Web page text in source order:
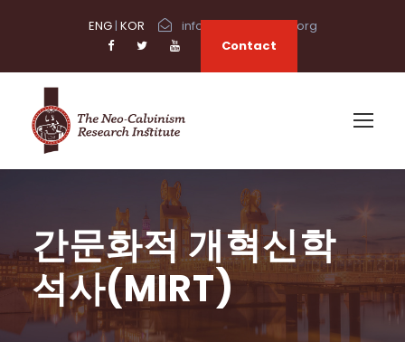
ENG| KOR
info@neocalvinism.org
Contact
간문화적 개혁신학
석사(MIRT)